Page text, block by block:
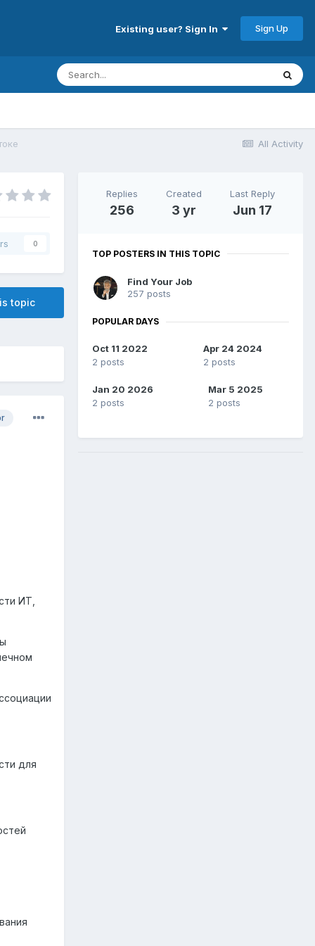
Existing user? Sign In Sign Up
All Activity
0
topic
ИТ,
для
Replies
256
Created
3 yr
Last Reply
Jun 17
TOP POSTERS IN THIS TOPIC
Find Your Job
257 posts
POPULAR DAYS
Oct 11 2022
2 posts
Apr 24 2024
2 posts
Jan 20 2026
2 posts
Mar 5 2025
2 posts